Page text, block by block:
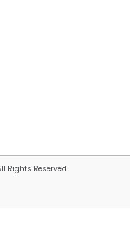
Rights Reserved.